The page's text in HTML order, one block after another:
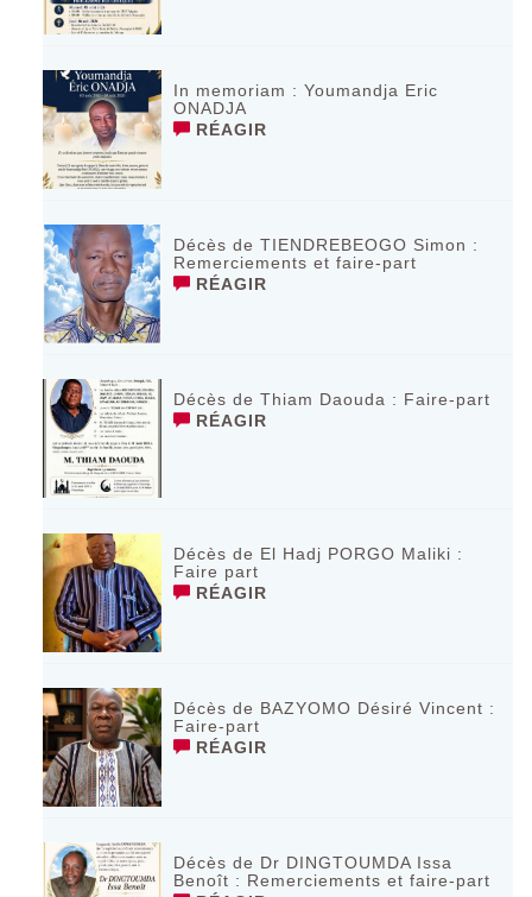
In memoriam : Youmandja Eric
ONADJA
RÉAGIR
Décès de TIENDREBEOGO Simon :
Remerciements et faire-part
RÉAGIR
Décès de Thiam Daouda : Faire-part
RÉAGIR
Décès de El Hadj PORGO Maliki :
Faire part
RÉAGIR
Décès de BAZYOMO Désiré Vincent :
Faire-part
RÉAGIR
Décès de Dr DINGTOUMDA Issa
Benoît : Remerciements et faire-part